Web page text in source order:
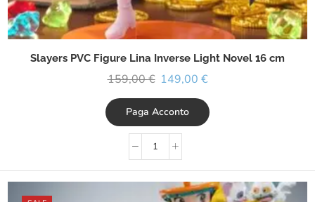
Slayers PVC Figure Lina Inverse Light Novel 16 cm
159,00€ 149,00 €
Paga Acconto